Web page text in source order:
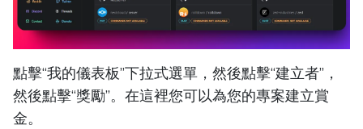
點擊“我的儀表板”下拉式選單，然後點擊“建立者”，
然後點擊“獎勵”。在這裡您可以為您的專案建立賞
金。